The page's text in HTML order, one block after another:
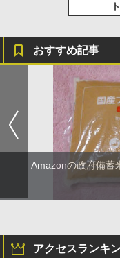
おすすめ記事
Amazonの政府備蓄
アクセスランキ